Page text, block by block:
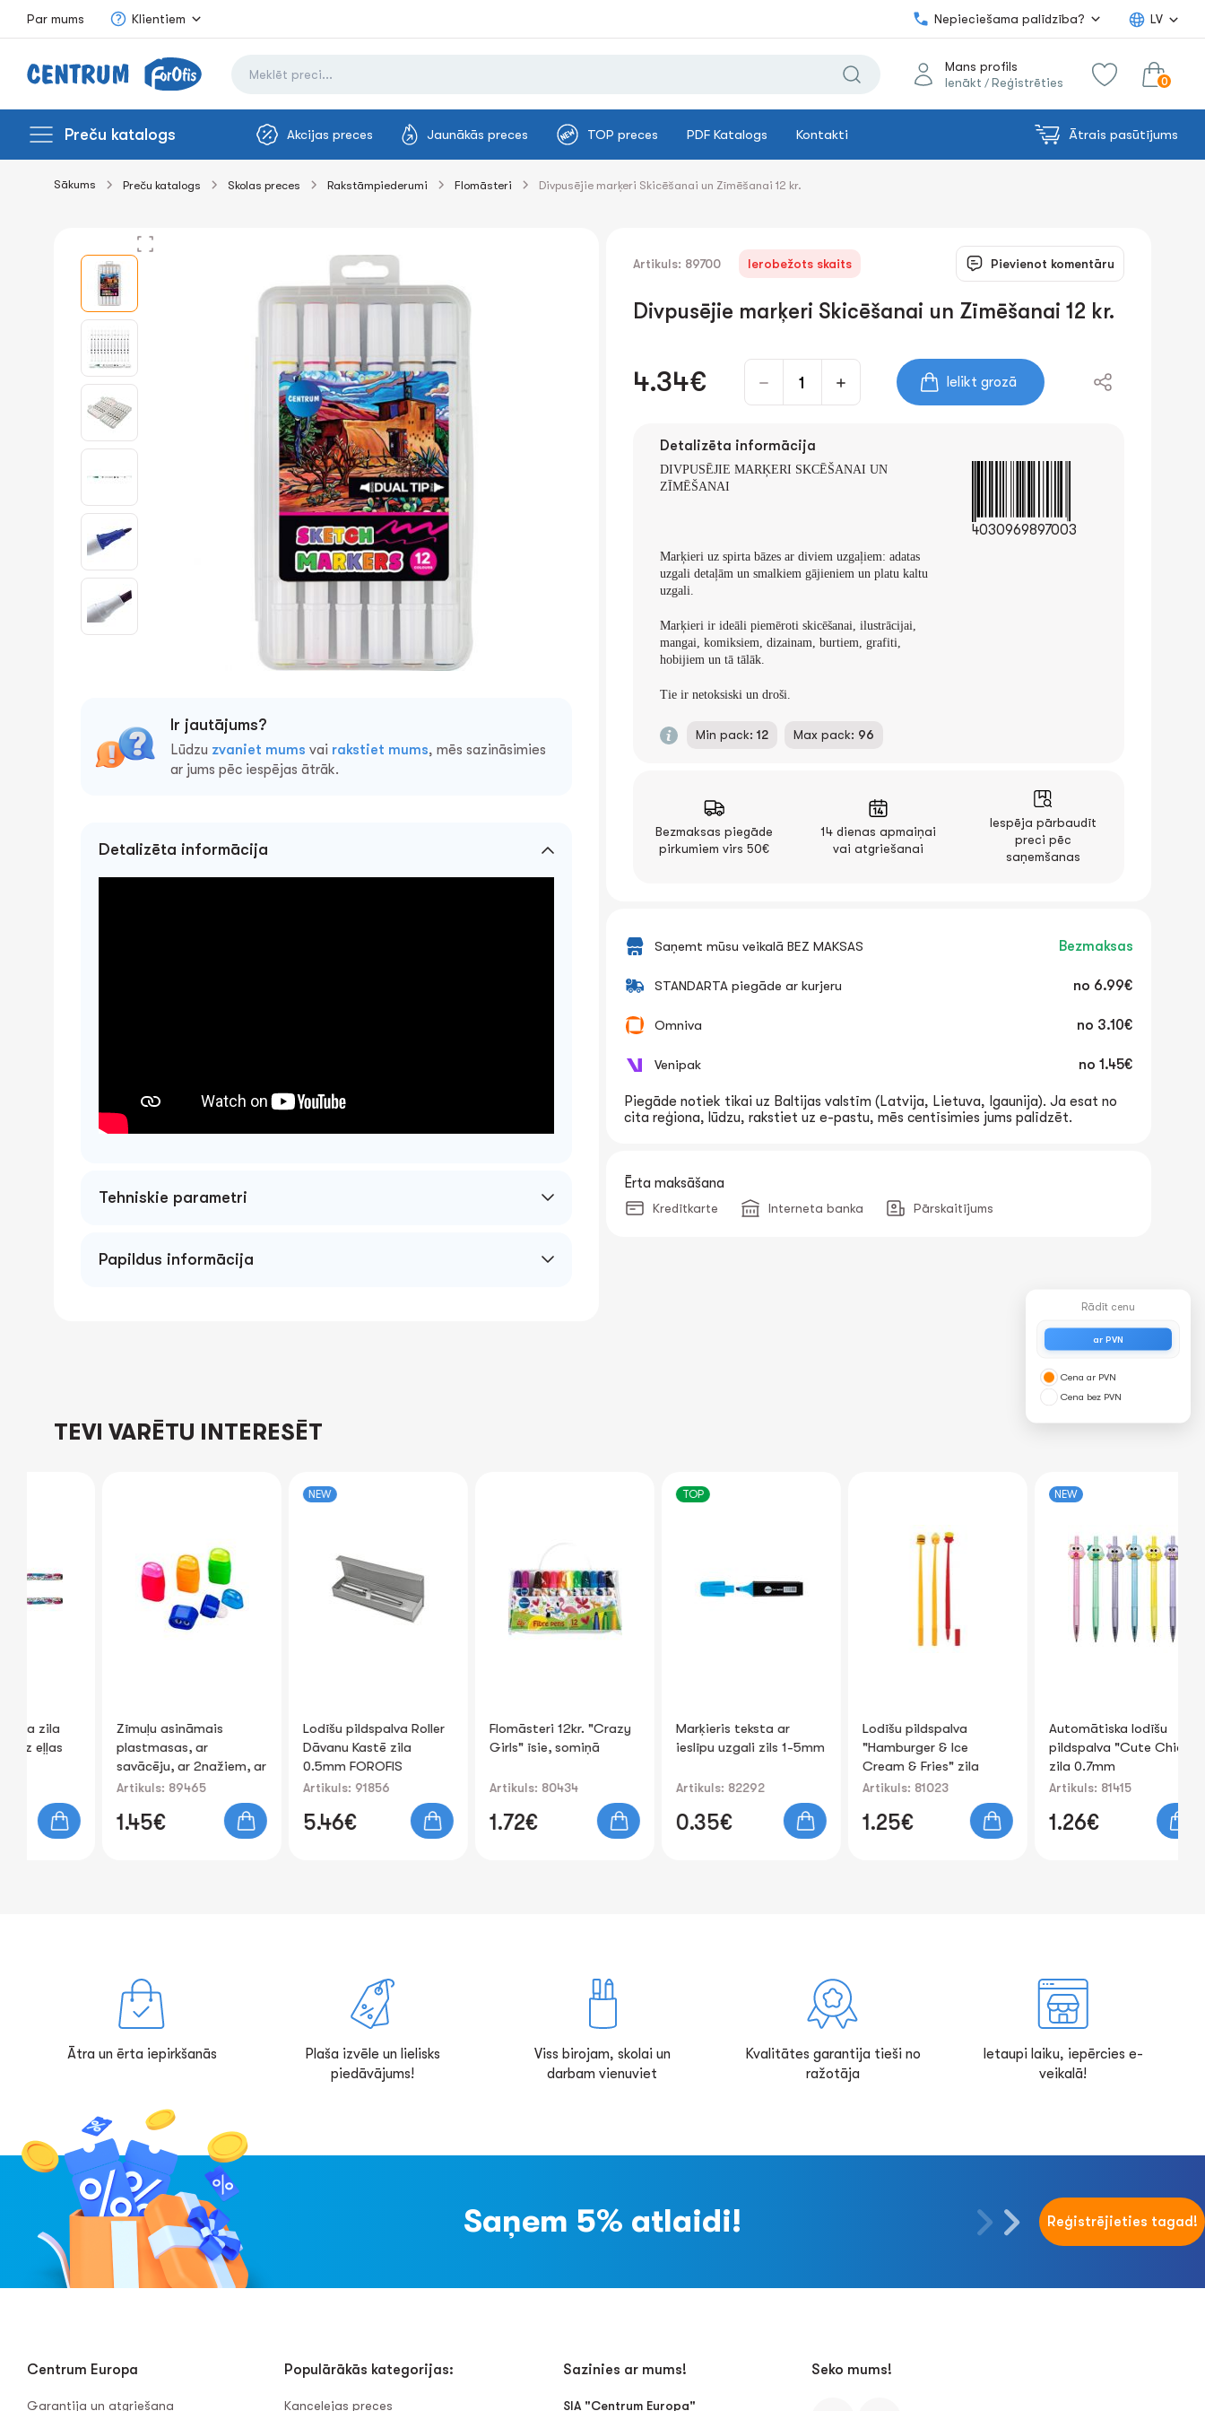
Par mums Klientiem Nepieciešama palīdzība? LV
Mans profils
Ienākt / Reģistrēties 0
Preču katalogs Akcijas preces Jaunākās preces TOP preces PDF Katalogs Kontakti Ātrais pasūtījums
Sākums Preču katalogs Skolas preces Rakstāmpiederumi Flomāsteri Divpusējie marķeri Skicēšanai un Zīmēšanai 12 kr.
Ir jautājums?
Lūdzu zvaniet mums vai rakstiet mums, mēs sazināsimies
ar jums pēc iespējas ātrāk.
Detalizēta informācija
Tehniskie parametri
Papildus informācija
Artikuls: 89700 Ierobežots skaits Pievienot komentāru
Divpusējie marķeri Skicēšanai un Zīmēšanai 12 kr.
4.34€ Ielikt grozā
Detalizēta informācija
DIVPUSĒJIE MARĶERI SKCĒŠANAI UN
ZĪMĒŠANAI
Marķieri uz spirta bāzes ar diviem uzgaļiem: adatas
uzgali detaļām un smalkiem gājieniem un platu kaltu
uzgali.
Marķieri ir ideāli piemēroti skicēšanai, ilustrācijai,
mangai, komiksiem, dizainam, burtiem, grafiti,
hobijiem un tā tālāk.
Tie ir netoksiski un droši.
Min pack: 12 Max pack: 96
4030969897003
Bezmaksas piegāde
pirkumiem virs 50€
14 dienas apmaiņai
vai atgriešanai
Iespēja pārbaudīt
preci pēc
saņemšanas
Saņemt mūsu veikalā BEZ MAKSAS Bezmaksas
STANDARTA piegāde ar kurjeru no 6.99€
Omniva no 3.10€
Venipak no 1.45€
Piegāde notiek tikai uz Baltijas valstīm (Latvija, Lietuva, Igaunija). Ja esat no
cita reģiona, lūdzu, rakstiet uz e-pastu, mēs centīsimies jums palīdzēt.
Ērta maksāšana
Kredītkarte Interneta banka Pārskaitījums
TEVI VARĒTU INTERESĒT
Zīmuļu asināmais
plastmasas, ar
savācēju, ar 2nažiem, ar
dzēšgumiju
72x45x25mm
Artikuls: 89465
1.45€
Lodīšu pildspalva Roller
Dāvanu Kastē zila
0.5mm FOROFIS
Artikuls: 91856
5.46€
Flomāsteri 12kr. "Crazy
Girls" īsie, somiņā
Artikuls: 80434
1.72€
Marķieris teksta ar
ieslīpu uzgali zils 1-5mm
Artikuls: 82292
0.35€
Lodīšu pildspalva
"Hamburger & Ice
Cream & Fries" zila
Artikuls: 81023
1.25€
Automātiska lodīšu
pildspalva "Cute Chick"
zila 0.7mm
Artikuls: 81415
1.26€
Rādīt cenu
ar PVN
Cena ar PVN
Cena bez PVN
Ātra un ērta iepirkšanās
Plaša izvēle un lielisks
piedāvājums!
Viss birojam, skolai un
darbam vienuviet
Kvalitātes garantija tieši no
ražotāja
Ietaupi laiku, iepērcies e-
veikalā!
Saņem 5% atlaidi! Reģistrējieties tagad!
Centrum Europa
Garantija un atgriešana
Populārākās kategorijas:
Kancelejas preces
Sazinies ar mums!
SIA "Centrum Europa"
Seko mums!